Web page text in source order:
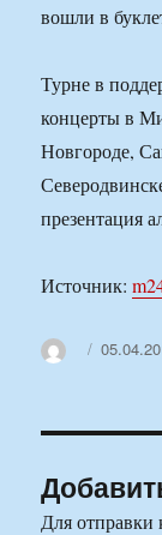
вошли в
Турне в
концерты в
Новгороде,
презентация
Источник:
Автор
Для отправки